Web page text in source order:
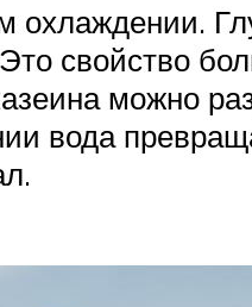
свойство
можно
вода